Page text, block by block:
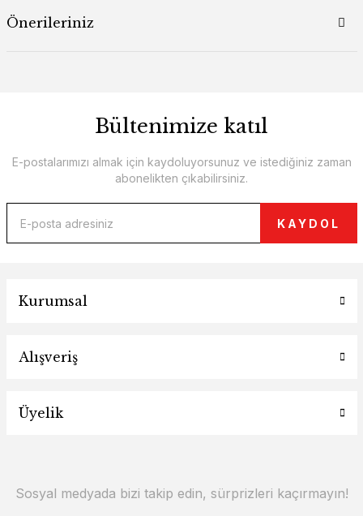
Önerileriniz
Bültenimize katıl
E-postalarımızı almak için kaydoluyorsunuz ve istediğiniz zaman
abonelikten çıkabilirsiniz.
KAYDOL
Kurumsal
Alışveriş
Üyelik
Sosyal medyada bizi takip edin, sürprizleri kaçırmayın!